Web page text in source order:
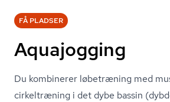
FÅ PLADSER
Aquajogging
Du kombinerer løbetræning med
cirkeltræning i det dybe bassin